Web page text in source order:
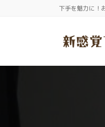
下手を魅力に！